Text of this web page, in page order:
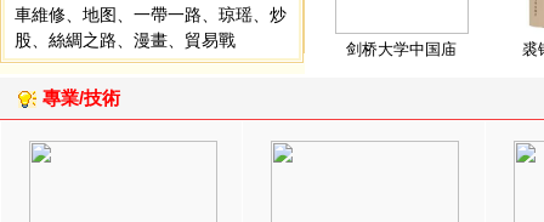
車維修
地图 一帶一路 琼瑶
炒
股
絲綢之路 漫畫 貿易戰 剑桥大学中国庙 裘
專業/技術